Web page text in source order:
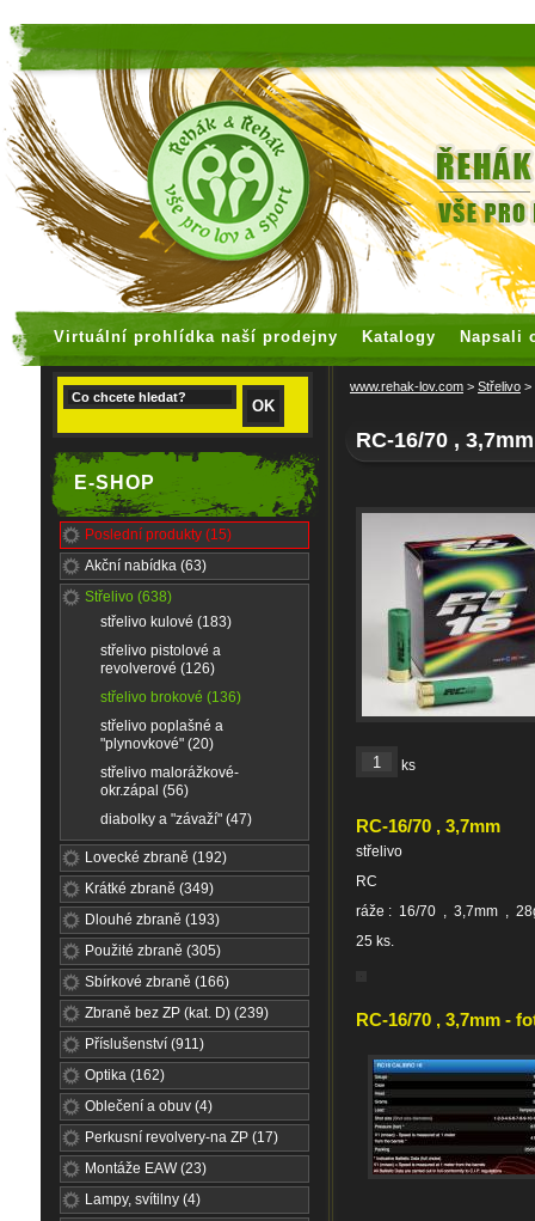
Virtuální prohlídka naší prodejny Katalogy Napsali
E-SHOP
Poslední produkty (15)
Akční nabídka (63)
Střelivo (638)
střelivo kulové (183)
střelivo pistolové a
revolverové (126)
střelivo brokové (136)
střelivo poplašné a
"plynovkové" (20)
střelivo malorážkové-
okr.zápal (56)
diabolky a "závaží" (47)
Lovecké zbraně (192)
Krátké zbraně (349)
Dlouhé zbraně (193)
Použité zbraně (305)
Sbírkové zbraně (166)
Zbraně bez ZP (kat. D) (239)
Příslušenství (911)
Optika (162)
Oblečení a obuv (4)
Perkusní revolvery-na ZP (17)
Montáže EAW (23)
Lampy, svítilny (4)
www.rehak-lov.com > Střelivo >
RC-16/70 , 3,7mm
ks
RC-16/70 , 3,7mm
střelivo
RC
ráže : 16/70 , 3,7mm ,
25 ks.
RC-16/70 , 3,7mm -